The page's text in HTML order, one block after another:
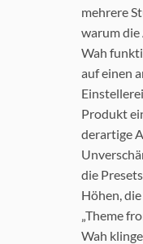
mehrere
warum die
Wah
auf einen
Produkt
derartige
die
Höhen,
„Theme
Wah